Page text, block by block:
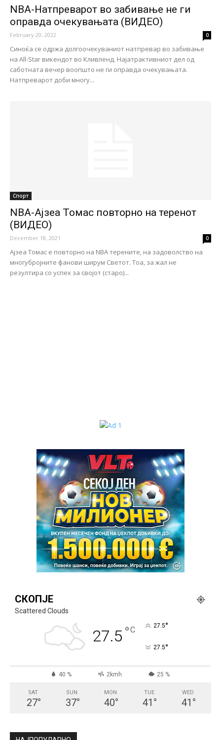
NBA-Натпреварот во забивање не ги
оправда очекувањата (ВИДЕО)
February 20, 2022 0
Синоќа се одржа долгоочекуваниот натпревар во забивање
на All-Star викендот во Кливленд. Најатрактивниот дел од
саботната вечер воопшто не ги оправда очекувањата.
Натпреварот доби многу...
Спорт
NBA-Ајзеа Томас повторно на теренот
(ВИДЕО)
December 18, 2021 0
Ајзеа Томас е повторно на NBA терените, на задоволство на
многубројните фанови ширум Светот. Тоа, за жал не
резултира со успех за својот (старо)...